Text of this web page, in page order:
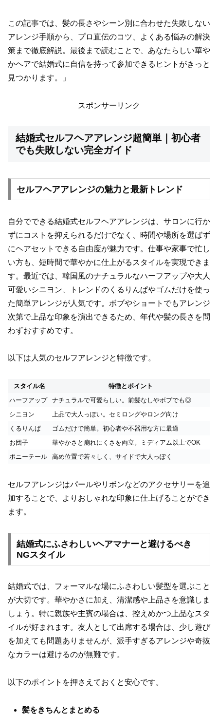
この記事では、髪の長さやシーン別に合わせた失敗しない
アレンジ手順から、プロ直伝のコツ、よくある悩みの解決
策まで徹底解説。最後まで読むことで、あなたらしい華や
かヘアで結婚式に自信を持って参加できるヒントがきっと
見つかります。」
スポンサーリンク
結婚式セルフヘアアレンジ超簡単｜初心者
でも失敗しない完全ガイド
セルフヘアアレンジの魅力と最新トレンド
自分でできる結婚式セルフヘアアレンジは、サロンに行か
ずにコストを抑えられるだけでなく、時間や場所を選ばず
にヘアセットできる自由度が魅力です。仕事や家事で忙し
い方も、短時間で華やかに仕上がるスタイルを実現できま
す。最近では、韓国風のナチュラルなハーフアップや大人
可愛いシニヨン、トレンドのくるりんぱやゴムだけを使っ
た簡単アレンジが人気です。ボブやショートでもアレンジ
次第で上品な印象を演出できるため、年代や髪の長さを問
わずおすすめです。
以下は人気のセルフアレンジと特徴です。
スタイル名
特徴とポイント
ハーフアップ
ナチュラルで可愛らしい。前髪なしやボブでも◎
シニヨン
上品で大人っぽい。セミロングやロング向け
くるりんぱ
ゴムだけで簡単。初心者や不器用な方に最適
お団子
華やかさと崩れにくさを両立。ミディアム以上でOK
ポニーテール
高め位置で若々しく、サイドで大人っぽく
セルフアレンジはパールやリボンなどのアクセサリーを追
加することで、よりおしゃれな印象に仕上げることができ
ます。
結婚式にふさわしいヘアマナーと避けるべき
NGスタイル
結婚式では、フォーマルな場にふさわしい髪型を選ぶこと
が大切です。華やかさに加え、清潔感や上品さを意識しま
しょう。特に親族や主賓の場合は、控えめかつ上品なスタ
イルが好まれます。友人として出席する場合は、少し遊び
を加えても問題ありませんが、派手すぎるアレンジや奇抜
なカラーは避けるのが無難です。
以下のポイントを押さえておくと安心です。
髪をきちんとまとめる